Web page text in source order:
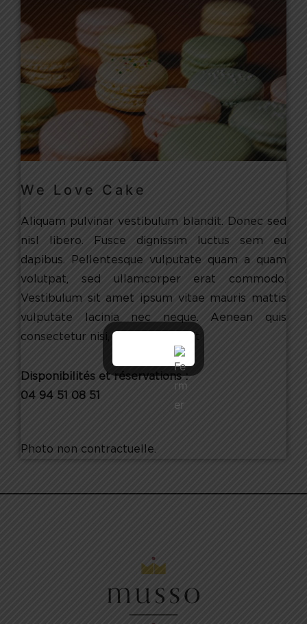
We Love Cake
Aliquam pulvinar vestibulum blandit. Donec sed
nisl libero. Fusce dignissim luctus sem eu
dapibus. Pellentesque vulputate quam a quam
volutpat, sed ullamcorper erat commodo.
Vestibulum sit amet ipsum vitae mauris mattis
vulputate lacinia nec neque. Aenean quis
consectetur nisi, ac interdum elit
Disponibilités et réservations :
04 94 51 08 51
Photo non contractuelle.